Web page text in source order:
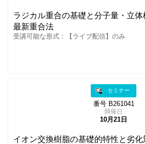
ラジカル重合の基礎と分子量・立
最新重合法
受講可能な形式：【ライブ配信】のみ
セミナー
番号 B261041
開催日
10月21日
イオン交換樹脂の基礎的特性と劣